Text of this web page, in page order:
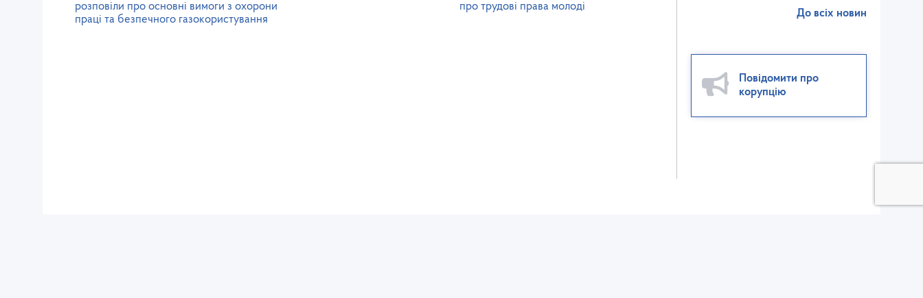
розповіли про основні вимоги з охорони
праці та безпечного газокористування
про трудові права молоді
До всіх новин
Повідомити про
корупцію